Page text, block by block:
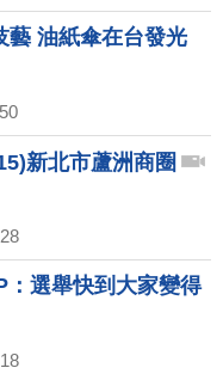
藝 油紙傘在台發光
新北市蘆洲商圈
：選舉快到大家變得